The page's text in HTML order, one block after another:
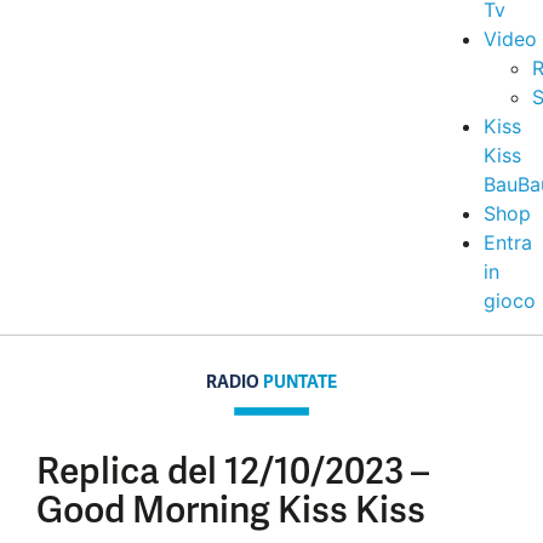
Tv
Video
Kiss
Kiss
Shop
Entra
in
gioco
RADIO PUNTATE
Replica del 12/10/2023 –
Good Morning Kiss Kiss